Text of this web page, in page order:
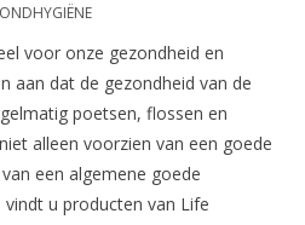
voor onze gezondheid en
aan dat de gezondheid van de
poetsen, flossen en
alleen voorzien van een goede
een algemene goede
u producten van Life